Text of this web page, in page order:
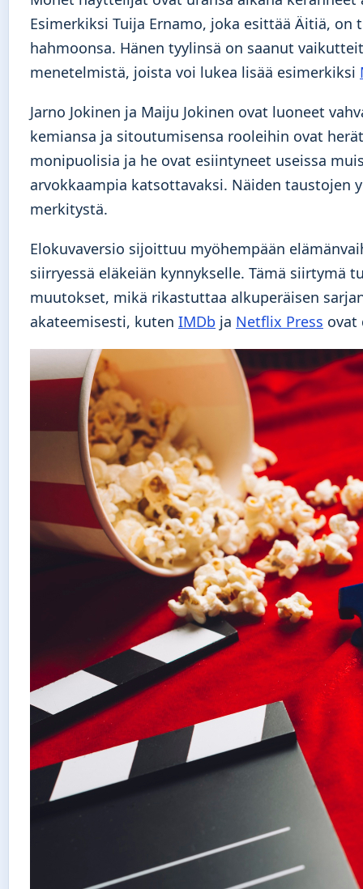
Esimerkiksi Tuija Ernamo, joka esittää Äitiä,
hahmoonsa. Hänen tyylinsä on saanut
menetelmistä, joista voi lukea lisää esimerkiksi
Jarno Jokinen ja Maiju Jokinen ovat luoneet
kemiansa ja sitoutumisensa rooleihin ovat
monipuolisia ja he ovat esiintyneet useissa
arvokkaampia katsottavaksi. Näiden
merkitystä.
Elokuvaversio sijoittuu myöhempään
siirryessä eläkeiän kynnykselle. Tämä siirtymä
muutokset, mikä rikastuttaa alkuperäisen
akateemisesti, kuten IMDb ja Netflix Press ovat